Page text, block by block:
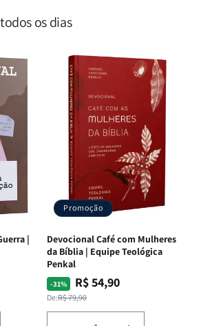
os dias
|
Promoção
Devocional Café com Mulheres
da Bíblia | Equipe Teológica
Penkal
-31%
Preço
normal
De:R$ 79,90
Preço
promocional
R$ 54,90